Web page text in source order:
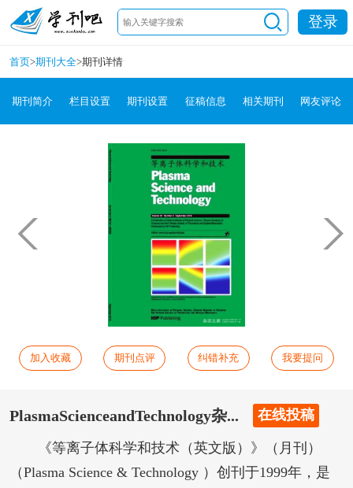
登录
首页>期刊大全>期刊详情
期刊简介 栏目设置 期刊设置 征稿信息 相关期刊 网友评论
加入收藏 期刊点评 纠错补充 我要提问
PlasmaScienceandTechnology杂... 在线投稿
《等离子体科学和技术（英文版）》（月刊）
（Plasma Science & Technology ）创刊于1999年，是